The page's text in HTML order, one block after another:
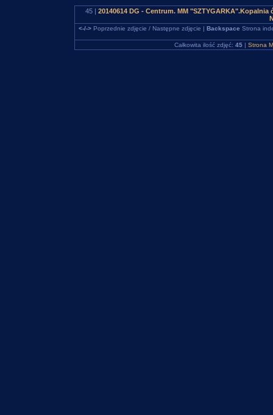
45 | 20140614 DG - Centrum. MM
<-/->Poprzednie zdjęcie / Następne zdjęcie | Backspace Strona
Całkowita ilość zdjęć: 45 | Strona